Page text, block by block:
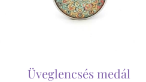
Üveglencsés medál